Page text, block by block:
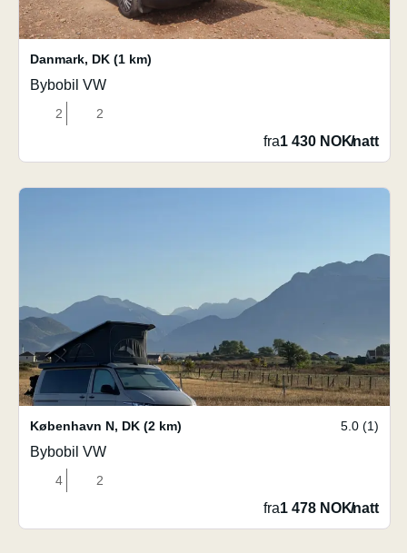
Danmark, DK (1 km)
Bybobil VW
2 2
fra1 430 NOK/natt
København N, DK (2 km) 5.0 (1)
Bybobil VW
4 2
fra1 478 NOK/natt